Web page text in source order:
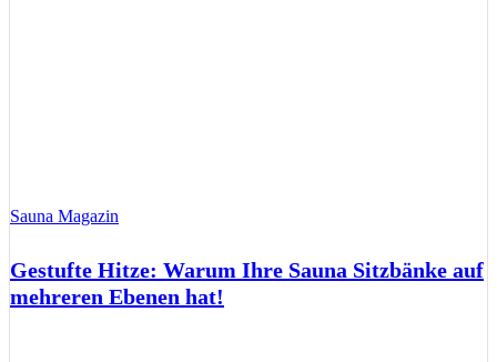
Sauna Magazin
Gestufte Hitze: Warum Ihre Sauna Sitzbänke auf
mehreren Ebenen hat!